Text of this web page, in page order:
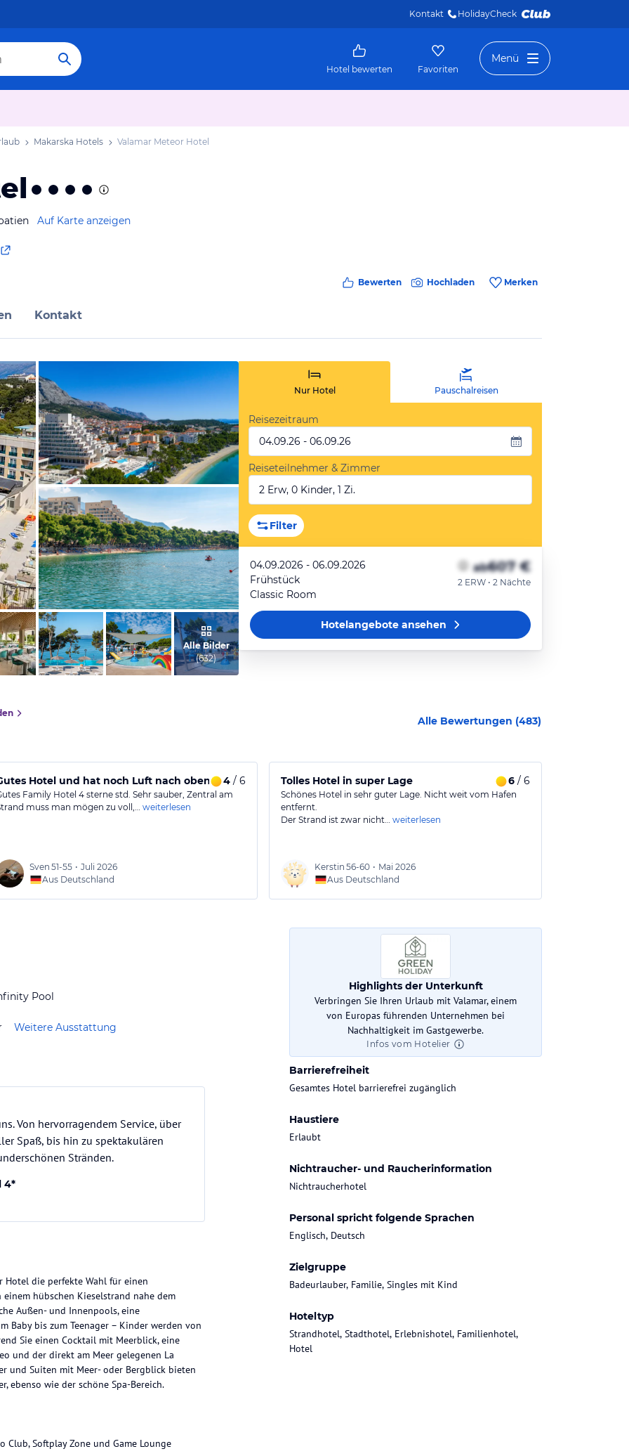
Kontakt HolidayCheck
Hotel bewerten Favoriten
Menü
Makarska Hotels Valamar Meteor Hotel
Auf Karte anzeigen
Bewerten Hochladen Merken
Kontakt
vom Hotelier, April 2021
vom Hotelier, November 2020Alle Bilder
(632)
Nur Hotel Pauschalreisen
Reisezeitraum
04.09.26 - 06.09.26
Reiseteilnehmer & Zimmer
2 Erw, 0 Kinder, 1 Zi.
Filter
04.09.2026 - 06.09.2026
Frühstück
Classic Room
ab607 €
2 ERW • 2 Nächte
Hotelangeboteansehen
Alle Bewertungen (483)
Hotel und hat noch Luft nach oben. 4/ 6
Family Hotel 4 sterne std. Sehr sauber, Zentral am
muss man mögen zu voll,… weiterlesen
Sven 51-55 • Juli 2026
Aus Deutschland
Tolles Hotel in super Lage 6/ 6
Schönes Hotel in sehr guter Lage. Nicht weit vom Hafen
entfernt.
Der Strand ist zwar nicht… weiterlesen
Kerstin 56-60 • Mai 2026
Aus Deutschland
Pool
Weitere Ausstattung
Highlights der Unterkunft
Verbringen Sie Ihren Urlaub mit Valamar, einem
von Europas führenden Unternehmen bei
Nachhaltigkeit im Gastgewerbe.
Infos vom Hotelier
Check-In
Check-Out
bis 11:00 Uhr
Barrierefreiheit
Gesamtes Hotel barrierefrei zugänglich
Haustiere
Erlaubt
Nichtraucher- und Raucherinformation
Nichtraucherhotel
Personal spricht folgende Sprachen
Englisch, Deutsch
Zielgruppe
Badeurlauber, Familie, Singles mit Kind
Hoteltyp
Strandhotel, Stadthotel, Erlebnishotel, Familienhotel,
Hotel
Von hervorragendem Service, über
Spaß, bis hin zu spektakulären
Stränden.
4*
die perfekte Wahl für einen
hübschen Kieselstrand nahe dem
Außen- und Innenpools, eine
Baby bis zum Teenager – Kinder werden von
Sie einen Cocktail mit Meerblick, eine
und der direkt am Meer gelegenen La
und Suiten mit Meer- oder Bergblick bieten
ebenso wie der schöne Spa-Bereich.
Softplay Zone und Game Lounge